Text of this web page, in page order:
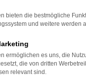
bieten die bestmögliche
und weitere werden
ermöglichen es uns, die
die von dritten
relevant sind.